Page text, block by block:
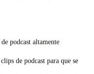
podcast altamente
de podcast para que se